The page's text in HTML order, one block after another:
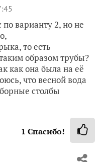
варианту 2, но не
то есть
образом трубы?
как она была на её
что весной вода
столбы
1 Спасибо!